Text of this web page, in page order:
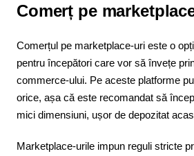
Comerț pe
Comerțul pe marketplace-uri este o
pentru începători care vor să învețe
commerce-ului. Pe aceste platforme
orice, așa că este recomandat să
mici dimensiuni, ușor de depozitat
Marketplace-urile impun reguli stricte